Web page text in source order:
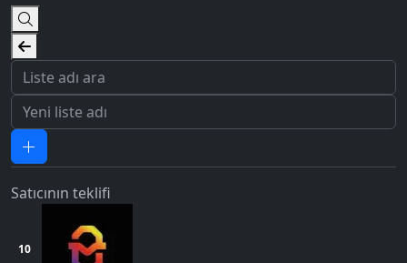
Satıcının teklifi
10